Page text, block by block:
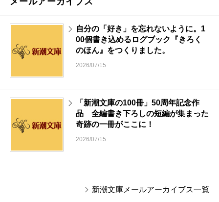
自分の「好き」を忘れないように。1
00個書き込めるログブック『きろく
のほん』をつくりました。
2026/07/15
「新潮文庫の100冊」50周年記念作
品 全編書き下ろしの短編が集まった
奇跡の一冊がここに！
2026/07/15
新潮文庫メールアーカイブス一覧